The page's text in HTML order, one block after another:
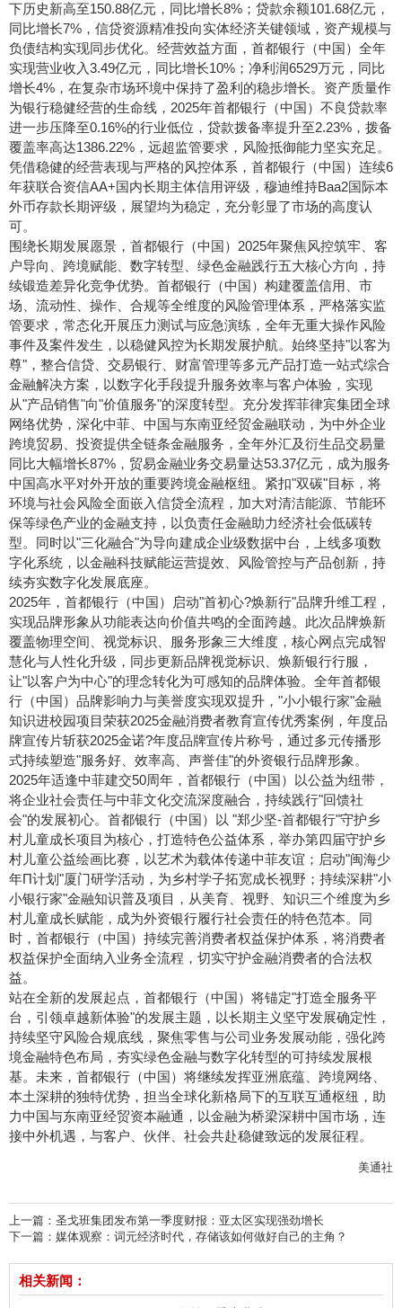
下历史新高至150.88亿元，同比增长8%；贷款余额101.68亿元，
同比增长7%，信贷资源精准投向实体经济关键领域，资产规模与
负债结构实现同步优化。经营效益方面，首都银行（中国）全年
实现营业收入3.49亿元，同比增长10%；净利润6529万元，同比
增长4%，在复杂市场环境中保持了盈利的稳步增长。资产质量作
为银行稳健经营的生命线，2025年首都银行（中国）不良贷款率
进一步压降至0.16%的行业低位，贷款拨备率提升至2.23%，拨备
覆盖率高达1386.22%，远超监管要求，风险抵御能力坚实充足。
凭借稳健的经营表现与严格的风控体系，首都银行（中国）连续6
年获联合资信AA+国内长期主体信用评级，穆迪维持Baa2国际本
外币存款长期评级，展望均为稳定，充分彰显了市场的高度认
可。
围绕长期发展愿景，首都银行（中国）2025年聚焦风控筑牢、客
户导向、跨境赋能、数字转型、绿色金融践行五大核心方向，持
续锻造差异化竞争优势。首都银行（中国）构建覆盖信用、市
场、流动性、操作、合规等全维度的风险管理体系，严格落实监
管要求，常态化开展压力测试与应急演练，全年无重大操作风险
事件及案件发生，以稳健风控为长期发展护航。始终坚持"以客为
尊"，整合信贷、交易银行、财富管理等多元产品打造一站式综合
金融解决方案，以数字化手段提升服务效率与客户体验，实现
从"产品销售"向"价值服务"的深度转型。充分发挥菲律宾集团全球
网络优势，深化中菲、中国与东南亚经贸金融联动，为中外企业
跨境贸易、投资提供全链条金融服务，全年外汇及衍生品交易量
同比大幅增长87%，贸易金融业务交易量达53.37亿元，成为服务
中国高水平对外开放的重要跨境金融枢纽。紧扣"双碳"目标，将
环境与社会风险全面嵌入信贷全流程，加大对清洁能源、节能环
保等绿色产业的金融支持，以负责任金融助力经济社会低碳转
型。同时以"三化融合"为导向建成企业级数据中台，上线多项数
字化系统，以金融科技赋能运营提效、风险管控与产品创新，持
续夯实数字化发展底座。
2025年，首都银行（中国）启动"首初心?焕新行"品牌升维工程，
实现品牌形象从功能表达向价值共鸣的全面跨越。此次品牌焕新
覆盖物理空间、视觉标识、服务形象三大维度，核心网点完成智
慧化与人性化升级，同步更新品牌视觉标识、焕新银行行服，
让"以客户为中心"的理念转化为可感知的品牌体验。全年首都银
行（中国）品牌影响力与美誉度实现双提升，"小小银行家"金融
知识进校园项目荣获2025金融消费者教育宣传优秀案例，年度品
牌宣传片斩获2025金诺?年度品牌宣传片称号，通过多元传播形
式持续塑造"服务好、效率高、声誉佳"的外资银行品牌形象。
2025年适逢中菲建交50周年，首都银行（中国）以公益为纽带，
将企业社会责任与中菲文化交流深度融合，持续践行"回馈社
会"的发展初心。首都银行（中国）以 "郑少坚-首都银行"守护乡
村儿童成长项目为核心，打造特色公益体系，举办第四届守护乡
村儿童公益绘画比赛，以艺术为载体传递中菲友谊；启动"闽海少
年Π计划"厦门研学活动，为乡村学子拓宽成长视野；持续深耕"小
小银行家"金融知识普及项目，从美育、视野、知识三个维度为乡
村儿童成长赋能，成为外资银行履行社会责任的特色范本。同
时，首都银行（中国）持续完善消费者权益保护体系，将消费者
权益保护全面纳入业务全流程，切实守护金融消费者的合法权
益。
站在全新的发展起点，首都银行（中国）将锚定"打造全服务平
台，引领卓越新体验"的发展主题，以长期主义坚守发展确定性，
持续坚守风险合规底线，聚焦零售与公司业务发展动能，强化跨
境金融特色布局，夯实绿色金融与数字化转型的可持续发展根
基。未来，首都银行（中国）将继续发挥亚洲底蕴、跨境网络、
本土深耕的独特优势，担当全球化新格局下的互联互通枢纽，助
力中国与东南亚经贸资本融通，以金融为桥梁深耕中国市场，连
接中外机遇，与客户、伙伴、社会共赴稳健致远的发展征程。
美通社
上一篇： 圣戈班集团发布第一季度财报：亚太区实现强劲增长
下一篇： 媒体观察：词元经济时代，存储该如何做好自己的主角？
相关新闻：